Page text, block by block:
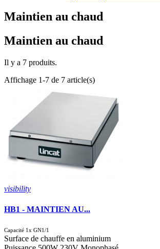
Maintien au chaud
Maintien au chaud
Il y a 7 produits.
Affichage 1-7 de 7 article(s)
visibility
HB1 - MAINTIEN AU...
Capacité 1x GN1/1
Surface de chauffe en aluminium